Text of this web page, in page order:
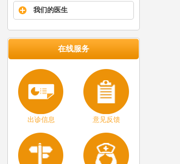
我们的医生
在线服务
出诊信息 意见反馈